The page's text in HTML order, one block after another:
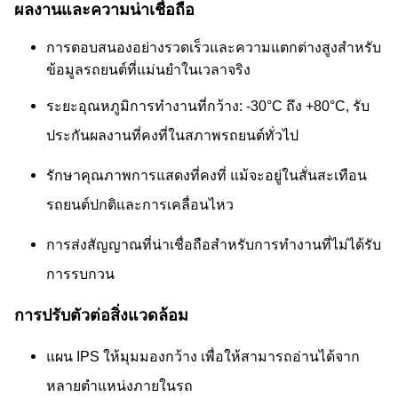
ผลงานและความน่าเชื่อถือ
การตอบสนองอย่างรวดเร็วและความแตกต่างสูงสําหรับ
ข้อมูลรถยนต์ที่แม่นยําในเวลาจริง
ระยะอุณหภูมิการทํางานที่กว้าง: -30°C ถึง +80°C, รับ
ประกันผลงานที่คงที่ในสภาพรถยนต์ทั่วไป
รักษาคุณภาพการแสดงที่คงที่ แม้จะอยู่ในสั่นสะเทือน
รถยนต์ปกติและการเคลื่อนไหว
การส่งสัญญาณที่น่าเชื่อถือสําหรับการทํางานที่ไม่ได้รับ
การรบกวน
การปรับตัวต่อสิ่งแวดล้อม
แผน IPS ให้มุมมองกว้าง เพื่อให้สามารถอ่านได้จาก
หลายตําแหน่งภายในรถ